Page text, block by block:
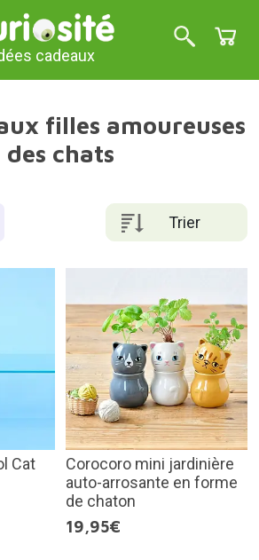
cadeaux
filles amoureuses
des chats
Trier
Cat
Corocoro mini jardinière
auto-arrosante en forme
de chaton
19,95€